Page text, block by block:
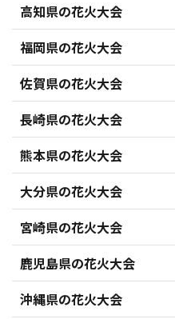
高知県の花火大会
福岡県の花火大会
佐賀県の花火大会
長崎県の花火大会
熊本県の花火大会
大分県の花火大会
宮崎県の花火大会
鹿児島県の花火大会
沖縄県の花火大会